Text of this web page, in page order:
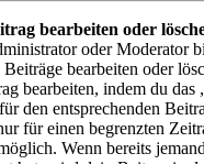
bearbeiten oder
oder Moderator
bearbeiten oder
bearbeiten, indem du das
den entsprechenden
für einen begrenzten
Wenn bereits